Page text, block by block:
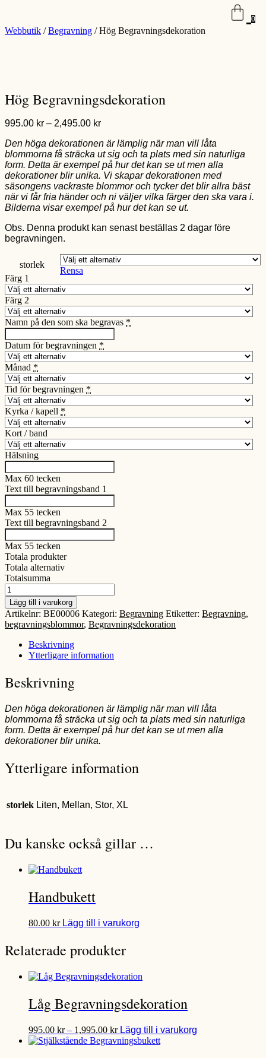
0
Webbutik /Begravning / Hög Begravningsdekoration
Hög Begravningsdekoration
995.00 kr – 2,495.00 krPrisintervall:
till
2,495.00 kr
Den höga dekorationen är lämplig när man vill låta
blommorna få sträcka ut sig och ta plats med sin naturliga
form. Detta är exempel på hur det kan se ut men alla
dekorationer blir unika. Vi skapar dekorationen med
säsongens vackraste blommor och tycker det blir allra bäst
när vi får fria händer och ni väljer vilka färger den ska vara i.
Bilderna visar exempel på hur det kan se ut.
Obs. Denna produkt kan senast beställas 2 dagar före
begravningen.
storlek
Rensa
Färg 1
Färg 2
Namn på den som ska begravas *
Datum för begravningen *
Månad *
Tid för begravningen *
Kyrka / kapell *
Kort / band
Hälsning
Max 60 tecken
Text till begravningsband 1
Max 55 tecken
Text till begravningsband 2
Max 55 tecken
Totala produkter
Totala alternativ
Totalsumma
Hög
Begravningsdekoration
mängd
Lägg till i varukorg
Artikelnr: BE00006 Kategori: Begravning Etiketter: Begravning,
begravningsblommor, Begravningsdekoration
Beskrivning
Ytterligare information
Beskrivning
Den höga dekorationen är lämplig när man vill låta
blommorna få sträcka ut sig och ta plats med sin naturliga
form. Detta är exempel på hur det kan se ut men alla
dekorationer blir unika.
Ytterligare information
storlek Liten, Mellan, Stor, XL
Du kanske också gillar …
Handbukett
80.00 kr Lägg till i varukorg
varianter.
olika
alternativen
väljas
på
Relaterade produkter
Låg Begravningsdekoration
995.00 kr – 1,995.00 krPrisintervall:
995.00 kr
Lägg till i varukorg